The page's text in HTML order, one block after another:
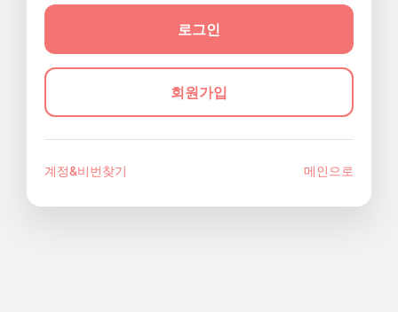
회원가입
계정&비번찾기 메인으로